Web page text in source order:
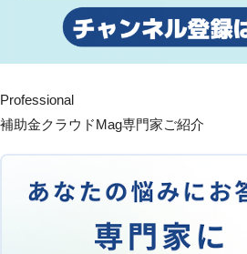
Professional
補助金クラウドMag専門家ご紹介